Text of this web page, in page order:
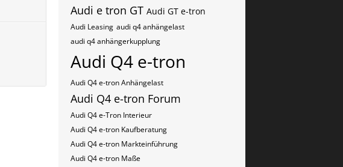
Audi e tron GT Audi GT e-tron
Audi Leasing audi q4 anhängelast
audi q4 anhängerkupplung
Audi Q4 e-tron
Audi Q4 e-tron Anhängelast
Audi Q4 e-tron Forum
Audi Q4 e-Tron Interieur
Audi Q4 e-tron Kaufberatung
Audi Q4 e-tron Markteinführung
Audi Q4 e-tron Maße